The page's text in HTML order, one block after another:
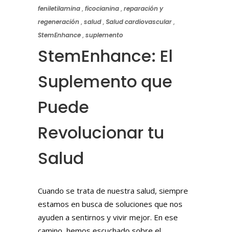
feniletilamina,ficocianina,reparación y
regeneración,salud,Salud cardiovascular,
StemEnhance,suplemento
StemEnhance: El
Suplemento que
Puede
Revolucionar tu
Salud
Cuando se trata de nuestra salud, siempre
estamos en busca de soluciones que nos
ayuden a sentirnos y vivir mejor. En ese